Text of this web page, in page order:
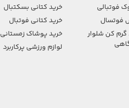
فوتبالی
فوتسال
گرم کن شلوار
خرید کتانی بسکتبال
خرید کتانی فوتبال
خرید پوشاک زمستانی
لوازم ورزشی پرکاربرد